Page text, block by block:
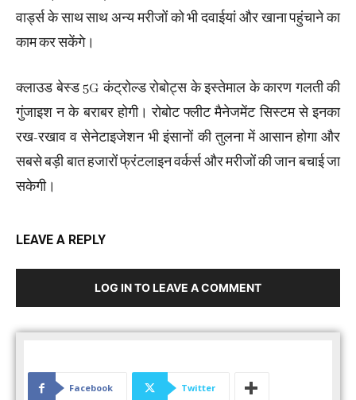
वार्ड्स के साथ साथ अन्य मरीजों को भी दवाईयां और खाना पहुंचाने का
काम कर सकेंगे।
क्लाउड बेस्ड 5G कंट्रोल्ड रोबोट्स के इस्तेमाल के कारण गलती की
गुंजाइश न के बराबर होगी। रोबोट फ्लीट मैनेजमेंट सिस्टम से इनका
रख-रखाव व सेनेटाइजेशन भी इंसानों की तुलना में आसान होगा और
सबसे बड़ी बात हजारों फ्रंटलाइन वर्कर्स और मरीजों की जान बचाई जा
सकेगी।
LEAVE A REPLY
LOG IN TO LEAVE A COMMENT
Facebook Twitter